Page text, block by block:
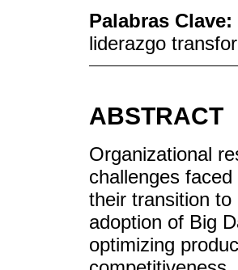
Palabras Clave:
liderazgo
ABSTRACT
Organizational
challenges
their transition
adoption of Big
optimizing